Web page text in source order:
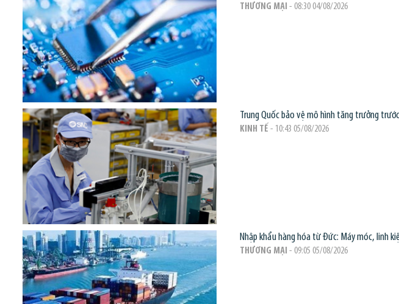
THƯƠNG MẠI - 08:30 04/08/2026
Trung Quốc bảo vệ mô hình tăng trưởng
KINH TẾ - 10:43 05/08/2026
Nhập khẩu hàng hóa từ Đức: Máy móc, linh
THƯƠNG MẠI - 09:05 05/08/2026